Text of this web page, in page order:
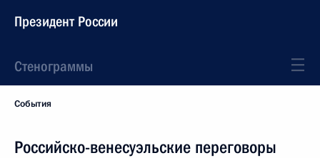
Президент России
Стенограммы
События
Российско-венесуэльские переговоры